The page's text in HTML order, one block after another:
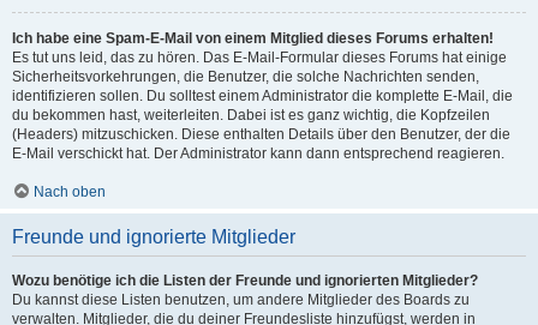
Ich habe eine Spam-E-Mail von einem Mitglied dieses Forums erhalten!
Es tut uns leid, das zu hören. Das E-Mail-Formular dieses Forums hat einige
Sicherheitsvorkehrungen, die Benutzer, die solche Nachrichten senden,
identifizieren sollen. Du solltest einem Administrator die komplette E-Mail, die
du bekommen hast, weiterleiten. Dabei ist es ganz wichtig, die Kopfzeilen
(Headers) mitzuschicken. Diese enthalten Details über den Benutzer, der die
E-Mail verschickt hat. Der Administrator kann dann entsprechend reagieren.
Nach oben
Freunde und ignorierte Mitglieder
Wozu benötige ich die Listen der Freunde und ignorierten Mitglieder?
Du kannst diese Listen benutzen, um andere Mitglieder des Boards zu
verwalten. Mitglieder, die du deiner Freundesliste hinzufügst, werden in